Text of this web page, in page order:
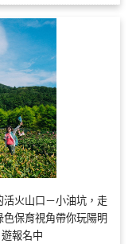
火山口－小油坑，走
保育視角帶你玩陽明
報名中